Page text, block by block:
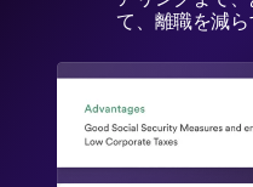
て、離職を減